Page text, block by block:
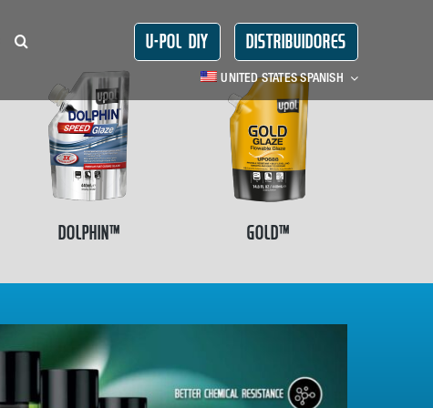
U-POL DIY DISTRIBUIDORES
UNITED STATES SPANISH
DOLPHIN™ GOLD™